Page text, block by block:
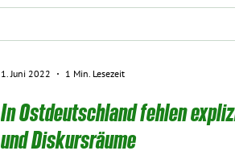
In Ostdeutschland fehlen
und Diskursräume
1. Juni 2022 1 Min. Lesezeit